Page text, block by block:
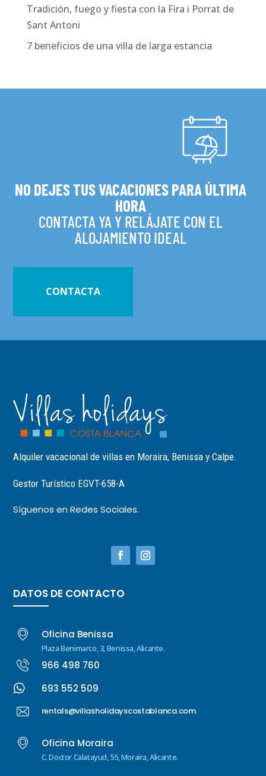
Tradición, fuego y fiesta con la Fira i Porrat de
Sant Antoni
7 beneficios de una villa de larga estancia
NO DEJES TUS VACACIONES PARA ÚLTIMA
HORA
CONTACTA YA Y RELÁJATE CON EL
ALOJAMIENTO IDEAL
CONTACTA
Alquiler vacacional de villas en Moraira, Benissa y Calpe.
Gestor Turístico EGVT-658-A
Síguenos en Redes Sociales.
DATOS DE CONTACTO
Oficina Benissa
Plaza Benimarco, 3, Benissa, Alicante.
966 498 760

693 552 509
rentals@villasholidayscostablanca.com
Oficina Moraira
C. Doctor Calatayud, 55, Moraira, Alicante.